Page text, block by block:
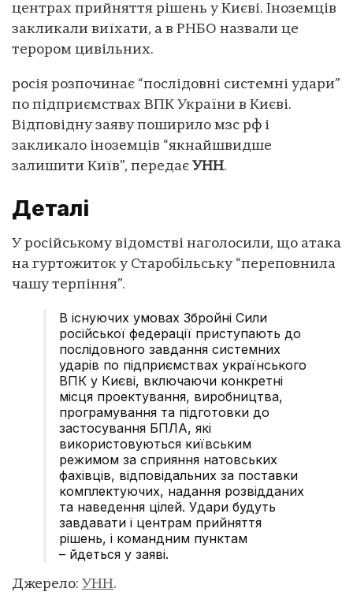
центрах прийняття рішень у Києві. Іноземців
закликали виїхати, а в РНБО назвали це
терором цивільних.
росія розпочинає “послідовні системні удари”
по підприємствах ВПК України в Києві.
Відповідну заяву поширило мзс рф і
закликало іноземців “якнайшвидше
залишити Київ”, передає УНН.
Деталі
У російському відомстві наголосили, що атака
на гуртожиток у Старобільську “переповнила
чашу терпіння”.
В існуючих умовах Збройні Сили
російської федерації приступають до
послідовного завдання системних
ударів по підприємствах українського
ВПК у Києві, включаючи конкретні
місця проектування, виробництва,
програмування та підготовки до
застосування БПЛА, які
використовуються київським
режимом за сприяння натовських
фахівців, відповідальних за поставки
комплектуючих, надання розвідданих
та наведення цілей. Удари будуть
завдавати і центрам прийняття
рішень, і командним пунктам
– йдеться у заяві.
Джерело: УНН.